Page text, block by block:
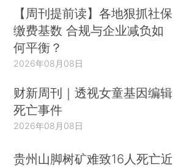
【周刊提前读】各地狠抓社保
缴费基数 合规与企业减负如
何平衡？
2026年08月08日
财新周刊｜透视女童基因编辑
死亡事件
2026年08月08日
贵州山脚树矿难致16人死亡近